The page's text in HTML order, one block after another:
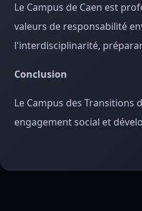
Le Campus de Caen est
valeurs de responsabilité
l'interdisciplinarité,
Conclusion
Le Campus des Transitions
engagement social et